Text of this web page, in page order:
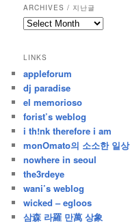
ARCHIVES / 지난글
archives
난
글
LINKS
appleforum
dj paradise
el memorioso
forist’s weblog
i th!nk therefore i am
monOmato의 소소한 일상
nowhere in seoul
the3rdeye
wani’s weblog
wicked – egloos
삼森 라羅 만萬 상象